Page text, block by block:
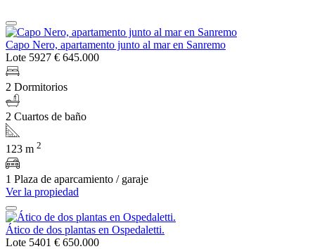
Capo Nero, apartamento junto al mar en Sanremo
Lote 5927 € 645.000
2 Dormitorios
2 Cuartos de baño
123 m 2
1 Plaza de aparcamiento / garaje
Ver la propiedad
Ático de dos plantas en Ospedaletti.
Lote 5401 € 650.000